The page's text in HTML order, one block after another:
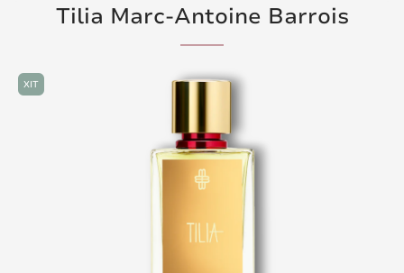
Tilia Marc-Antoine Barrois
ХІТ